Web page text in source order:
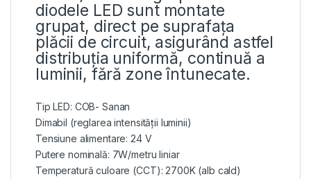
diodele LED sunt montate
grupat, direct pe suprafața
plăcii de circuit, asigurând astfel
distribuția uniformă, continuă a
luminii, fără zone întunecate.
Tip LED: COB- Sanan
Dimabil (reglarea intensității luminii)
Tensiune alimentare: 24 V
Putere nominală: 7W/metru liniar
Temperatură culoare (CCT): 2700K (alb cald)